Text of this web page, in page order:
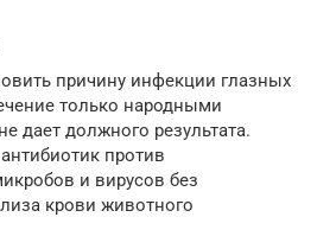
причину инфекции глазных
только народными
дает должного результата.
против
и вирусов без
крови животного